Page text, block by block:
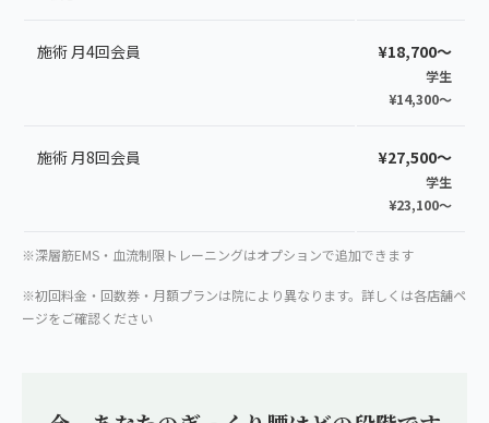
施術 月4回会員 ¥18,700〜
学生
¥14,300〜
施術 月8回会員 ¥27,500〜
学生
¥23,100〜
※深層筋EMS・血流制限トレーニングはオプションで追加できます
※初回料金・回数券・月額プランは院により異なります。詳しくは各店舗ペ
ージをご確認ください